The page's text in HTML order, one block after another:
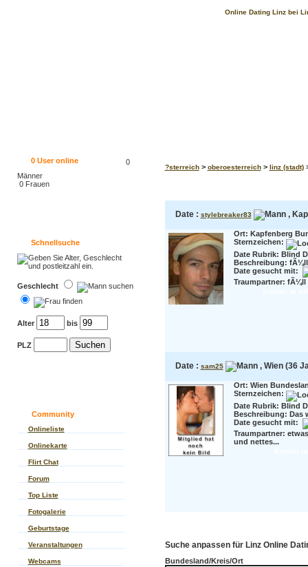
Online Dating Linz bei
0User online
0
Männer
0 Frauen
Schnellsuche
Geschlecht
Alter bis
PLZ
Community
Onlineliste
Onlinekarte
Flirt Chat
Forum
Top Liste
Fotogalerie
Geburtstage
Veranstaltungen
Webcams
?sterreich> oberoesterreich> linz (stadt)
Date : stylebreaker83 ,
Ort: Kapfenberg
Sternzeichen:
Date Rubrik: Blind
Beschreibung: fÃ¼ll
Date gesucht mit:
Traumpartner: fÃ¼ll
Date : sam25 , Wien (36
Ort: Wien
Sternzeichen:
Date Rubrik: Blind
Beschreibung: Das
Date gesucht mit:
Traumpartner:
und nettes...
Suche anpassen für Linz Online
Bundesland/Kreis/Ort